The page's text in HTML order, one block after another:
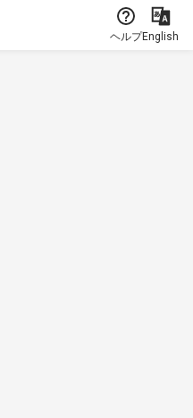
ヘルプEnglish